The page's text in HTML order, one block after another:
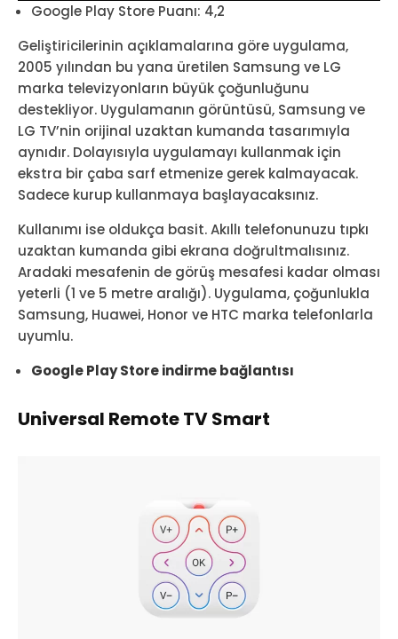
Google Play Store Puanı: 4,2
Geliştiricilerinin açıklamalarına göre uygulama,
2005 yılından bu yana üretilen Samsung ve LG
marka televizyonların büyük çoğunluğunu
destekliyor. Uygulamanın görüntüsü, Samsung ve
LG TV’nin orijinal uzaktan kumanda tasarımıyla
aynıdır. Dolayısıyla uygulamayı kullanmak için
ekstra bir çaba sarf etmenize gerek kalmayacak.
Sadece kurup kullanmaya başlayacaksınız.
Kullanımı ise oldukça basit. Akıllı telefonunuzu tıpkı
uzaktan kumanda gibi ekrana doğrultmalısınız.
Aradaki mesafenin de görüş mesafesi kadar olması
yeterli (1 ve 5 metre aralığı). Uygulama, çoğunlukla
Samsung, Huawei, Honor ve HTC marka telefonlarla
uyumlu.
Google Play Store indirme bağlantısı
Universal Remote TV Smart